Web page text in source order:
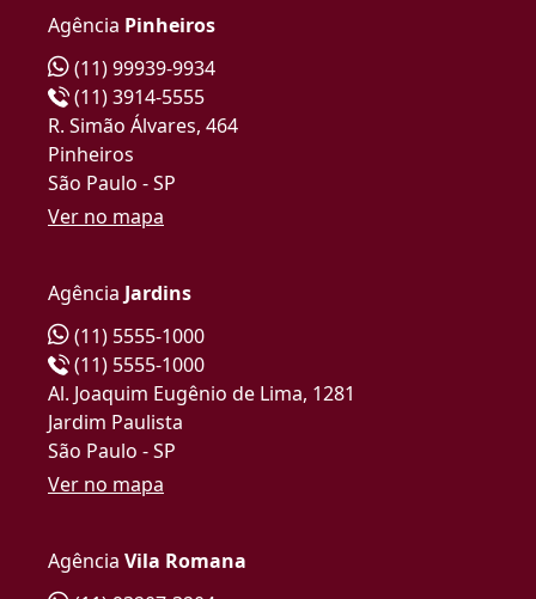
Agência Pinheiros
(11) 99939-9934
(11) 3914-5555
R. Simão Álvares, 464
Pinheiros
São Paulo - SP
Ver no mapa
Agência Jardins
(11) 5555-1000
(11) 5555-1000
Al. Joaquim Eugênio de Lima, 1281
Jardim Paulista
São Paulo - SP
Ver no mapa
Agência Vila Romana